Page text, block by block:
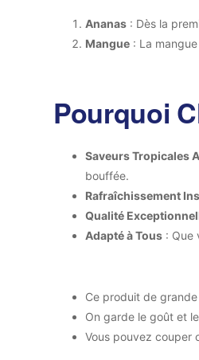
Ananas : Dès la
Mangue : La
Pourquoi
Saveurs Tropicales
bouffée.
Rafraîchissement
Qualité
Adapté à Tous : Que
Ce produit de
On garde le goût et
Vous pouvez couper